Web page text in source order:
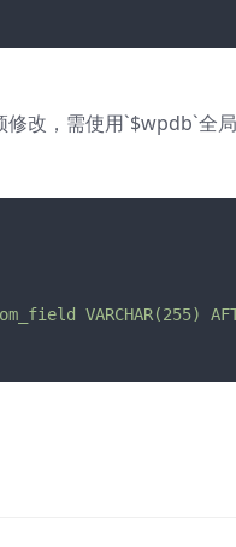
改，需使用`$wpdb`全
VARCHAR(255)